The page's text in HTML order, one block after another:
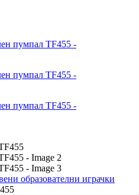
образователни играчки